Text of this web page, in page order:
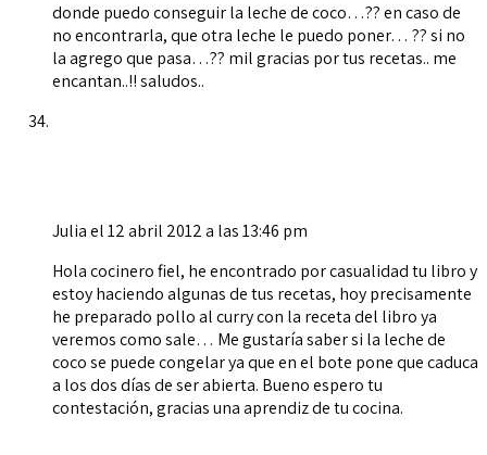
donde puedo conseguir la leche de coco…?? en caso de
no encontrarla, que otra leche le puedo poner… ?? si no
la agrego que pasa…?? mil gracias por tus recetas.. me
encantan..!! saludos..
Juliael 12 abril 2012 a las 13:46 pm
Hola cocinero fiel, he encontrado por casualidad tu libro y
estoy haciendo algunas de tus recetas, hoy precisamente
he preparado pollo al curry con la receta del libro ya
veremos como sale… Me gustaría saber si la leche de
coco se puede congelar ya que en el bote pone que caduca
a los dos días de ser abierta. Bueno espero tu
contestación, gracias una aprendiz de tu cocina.